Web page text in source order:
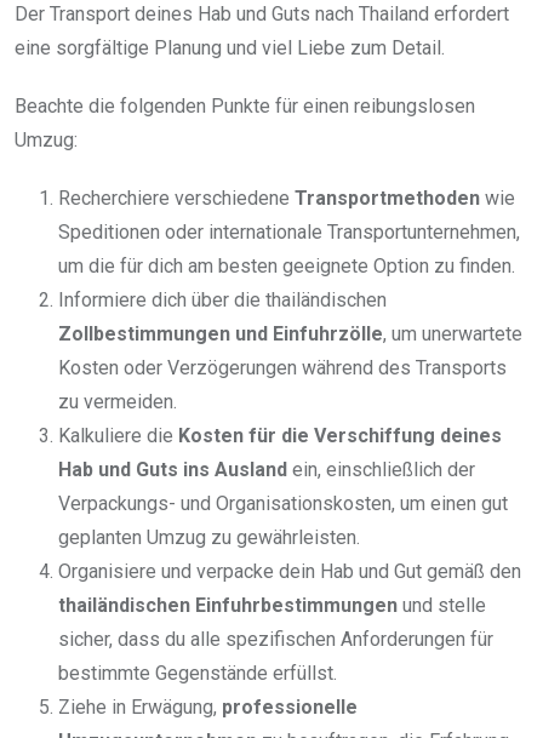
Der Transport deines Hab und Guts nach Thailand erfordert
eine sorgfältige Planung und viel Liebe zum Detail.
Beachte die folgenden Punkte für einen reibungslosen
Umzug:
Recherchiere verschiedene Transportmethoden wie
Speditionen oder internationale Transportunternehmen,
um die für dich am besten geeignete Option zu finden.
Informiere dich über die thailändischen
Zollbestimmungen und Einfuhrzölle, um unerwartete
Kosten oder Verzögerungen während des Transports
zu vermeiden.
Kalkuliere die Kosten für die Verschiffung deines
Hab und Guts ins Ausland ein, einschließlich der
Verpackungs- und Organisationskosten, um einen gut
geplanten Umzug zu gewährleisten.
Organisiere und verpacke dein Hab und Gut gemäß den
thailändischen Einfuhrbestimmungen und stelle
sicher, dass du alle spezifischen Anforderungen für
bestimmte Gegenstände erfüllst.
Ziehe in Erwägung, professionelle